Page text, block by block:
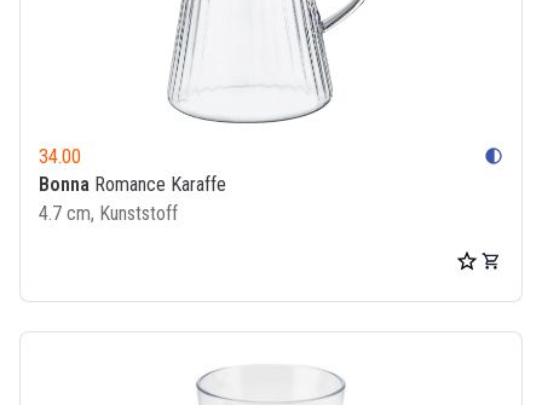
34.00 contrast
Bonna Romance Karaffe
4.7 cm, Kunststoff